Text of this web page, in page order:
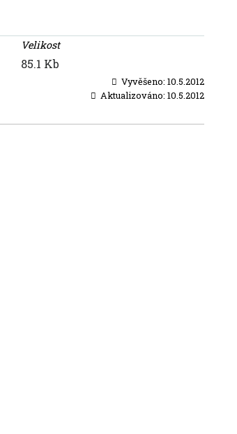
Velikost
85.1 Kb
Vyvěšeno: 10.5.2012
Aktualizováno: 10.5.2012